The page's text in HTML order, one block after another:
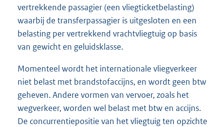
vertrekkende passagier (een vliegticketbelasting)
waarbij de transferpassagier is uitgesloten en een
belasting per vertrekkend vrachtvliegtuig op basis
van gewicht en geluidsklasse.
Momenteel wordt het internationale vliegverkeer
niet belast met brandstofaccijns, en wordt geen btw
geheven. Andere vormen van vervoer, zoals het
wegverkeer, worden wel belast met btw en accijns.
De concurrentiepositie van het vliegtuig ten opzichte